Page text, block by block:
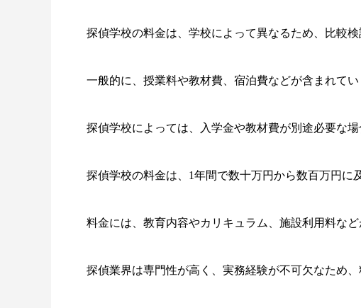
探偵学校の料金は、学校によって異なるため、比較検
一般的に、授業料や教材費、宿泊費などが含まれてい
探偵学校によっては、入学金や教材費が別途必要な場
探偵学校の料金は、1年間で数十万円から数百万円に
料金には、教育内容やカリキュラム、施設利用料な
探偵業界は専門性が高く、実務経験が不可欠なため